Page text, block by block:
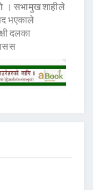
। सभामुख शाहीले
भएकाले
दलका